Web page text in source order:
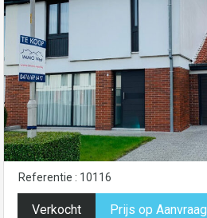
Referentie : 10116
Verkocht Prijs op Aanvraag